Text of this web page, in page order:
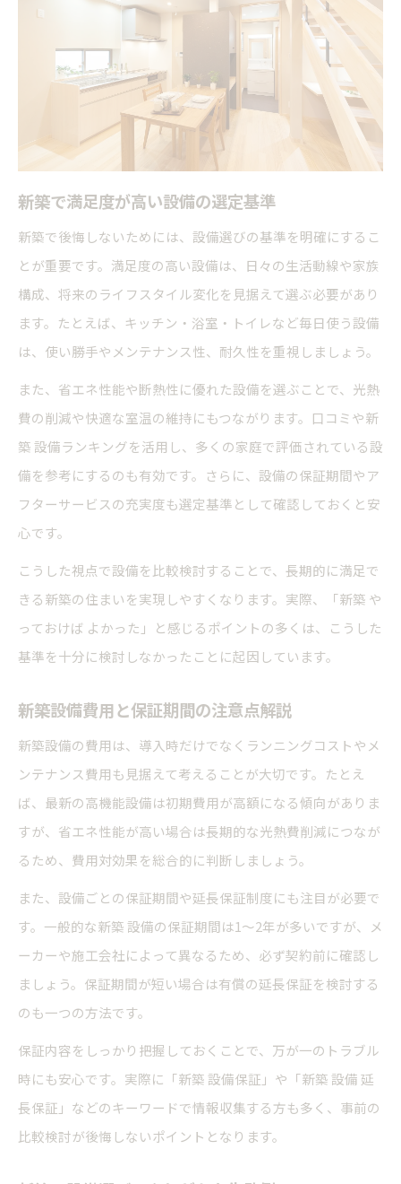
新築で満足度が高い設備の選定基準
新築で後悔しないためには、設備選びの基準を明確にするこ
とが重要です。満足度の高い設備は、日々の生活動線や家族
構成、将来のライフスタイル変化を見据えて選ぶ必要があり
ます。たとえば、キッチン・浴室・トイレなど毎日使う設備
は、使い勝手やメンテナンス性、耐久性を重視しましょう。
また、省エネ性能や断熱性に優れた設備を選ぶことで、光熱
費の削減や快適な室温の維持にもつながります。口コミや新
築 設備ランキングを活用し、多くの家庭で評価されている設
備を参考にするのも有効です。さらに、設備の保証期間やア
フターサービスの充実度も選定基準として確認しておくと安
心です。
こうした視点で設備を比較検討することで、長期的に満足で
きる新築の住まいを実現しやすくなります。実際、「新築 や
っておけば よかった」と感じるポイントの多くは、こうした
基準を十分に検討しなかったことに起因しています。
新築設備費用と保証期間の注意点解説
新築設備の費用は、導入時だけでなくランニングコストやメ
ンテナンス費用も見据えて考えることが大切です。たとえ
ば、最新の高機能設備は初期費用が高額になる傾向がありま
すが、省エネ性能が高い場合は長期的な光熱費削減につなが
るため、費用対効果を総合的に判断しましょう。
また、設備ごとの保証期間や延長保証制度にも注目が必要で
す。一般的な新築 設備の保証期間は1〜2年が多いですが、メ
ーカーや施工会社によって異なるため、必ず契約前に確認し
ましょう。保証期間が短い場合は有償の延長保証を検討する
のも一つの方法です。
保証内容をしっかり把握しておくことで、万が一のトラブル
時にも安心です。実際に「新築 設備保証」や「新築 設備 延
長保証」などのキーワードで情報収集する方も多く、事前の
比較検討が後悔しないポイントとなります。